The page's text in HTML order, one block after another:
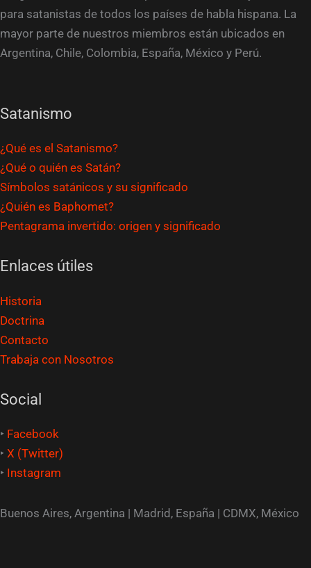
para satanistas de todos los países de habla hispana. La
mayor parte de nuestros miembros están ubicados en
Argentina, Chile, Colombia, España, México y Perú.
Satanismo
¿Qué es el Satanismo?
¿Qué o quién es Satán?
Símbolos satánicos y su significado
¿Quién es Baphomet?
Pentagrama invertido: origen y significado
Enlaces útiles
Historia
Doctrina
Contacto
Trabaja con Nosotros
Social
‣ Facebook
‣ X (Twitter)
‣ Instagram
Buenos Aires, Argentina | Madrid, España | CDMX, México